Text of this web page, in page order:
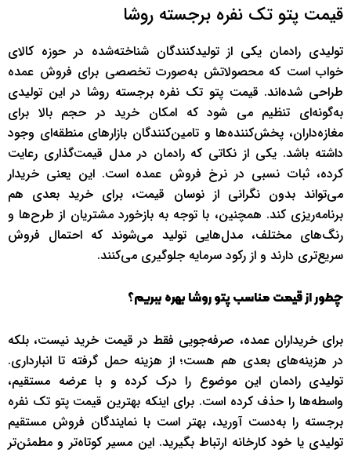
قیمت پتو تک نفره برجسته روشا
تولیدی رادمان یکی از تولیدکنندگان شناخته‌شده در حوزه کالای
خواب است که محصولاتش به‌صورت تخصصی برای فروش عمده
طراحی شده‌اند. قیمت پتو تک نفره برجسته روشا در این تولیدی
به‌گونه‌ای تنظیم می شود که امکان خرید در حجم بالا برای
مغازه‌داران، پخش‌کننده‌ها و تامین‌کنندگان بازارهای منطقه‌ای وجود
داشته باشد. یکی از نکاتی که رادمان در مدل قیمت‌گذاری رعایت
کرده، ثبات نسبی در نرخ فروش عمده است. این یعنی خریدار
می‌تواند بدون نگرانی از نوسان قیمت، برای خرید بعدی هم
برنامه‌ریزی کند. همچنین، با توجه به بازخورد مشتریان از طرح‌ها و
رنگ‌های مختلف، مدل‌هایی تولید می‌شوند که احتمال فروش
سریع‌تری دارند و از رکود سرمایه جلوگیری می‌کنند.
چطور از قیمت مناسب پتو روشا بهره ببریم؟
برای خریداران عمده، صرفه‌جویی فقط در قیمت خرید نیست، بلکه
در هزینه‌های بعدی هم هست؛ از هزینه حمل گرفته تا انبارداری.
تولیدی رادمان این موضوع را درک کرده و با عرضه مستقیم،
واسطه‌ها را حذف کرده است. برای اینکه بهترین قیمت پتو تک نفره
برجسته را به‌دست آورید، بهتر است با نمایندگان فروش مستقیم
تولیدی یا خود کارخانه ارتباط بگیرید. این مسیر کوتاه‌تر و مطمئن‌تر